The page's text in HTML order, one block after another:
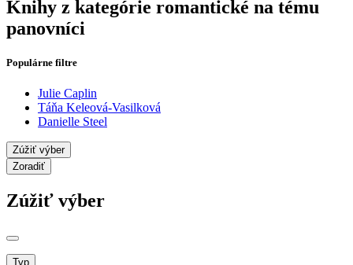
Knihy z kategórie romantické na tému
panovníci
Populárne filtre
Julie Caplin
Táňa Keleová-Vasilková
Danielle Steel
Zúžiť výber
Zoradiť
Zúžiť výber
Typ